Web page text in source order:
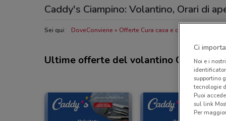
Caddy's Ciampino: Volantino, Orari di
Sei qui: DoveConviene Offerte Cura casa e corpo a Ciampino
Ultime offerte del volantino Caddy's
Ci
Noi e i nostri
supportino
tecnologie
Puoi
sul link
Per